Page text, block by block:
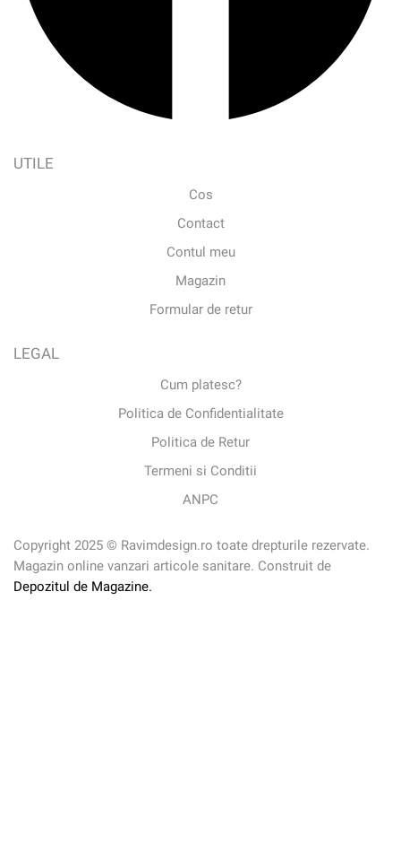
UTILE
Cos
Contact
Contul meu
Magazin
Formular de retur
LEGAL
Cum platesc?
Politica de Confidentialitate
Politica de Retur
Termeni si Conditii
ANPC
Copyright 2025 © Ravimdesign.ro toate drepturile rezervate.
Magazin online vanzari articole sanitare. Construit de
Depozitul de Magazine.